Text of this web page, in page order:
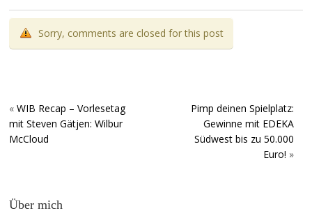
Sorry, comments are closed for this post
«WIB Recap – Vorlesetag
mit Steven Gätjen: Wilbur
McCloud
Pimp deinen Spielplatz:
Gewinne mit EDEKA
Südwest bis zu 50.000
Euro! »
Über mich